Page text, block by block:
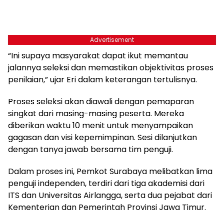
Advertisement
“Ini supaya masyarakat dapat ikut memantau
jalannya seleksi dan memastikan objektivitas proses
penilaian,” ujar Eri dalam keterangan tertulisnya.
Proses seleksi akan diawali dengan pemaparan
singkat dari masing-masing peserta. Mereka
diberikan waktu 10 menit untuk menyampaikan
gagasan dan visi kepemimpinan. Sesi dilanjutkan
dengan tanya jawab bersama tim penguji.
Dalam proses ini, Pemkot Surabaya melibatkan lima
penguji independen, terdiri dari tiga akademisi dari
ITS dan Universitas Airlangga, serta dua pejabat dari
Kementerian dan Pemerintah Provinsi Jawa Timur.